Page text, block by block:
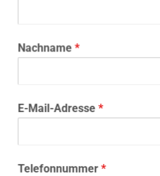
Nachname *
E-Mail-Adresse *
Telefonnummer*